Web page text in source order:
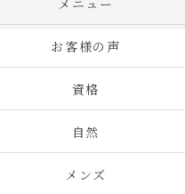
メニュー
お客様の声
資格
自然
メンズ